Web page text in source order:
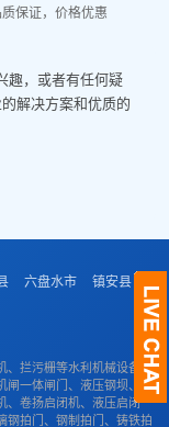
保证，价格优惠
趣，或者有任何疑
解决方案和优质的
六盘水市 镇安县
、拦污栅等水利机械设备，
闸一体闸门、液压钢坝、渠
、卷扬启闭机、液压启闭
钢拍门、钢制拍门、铸铁拍